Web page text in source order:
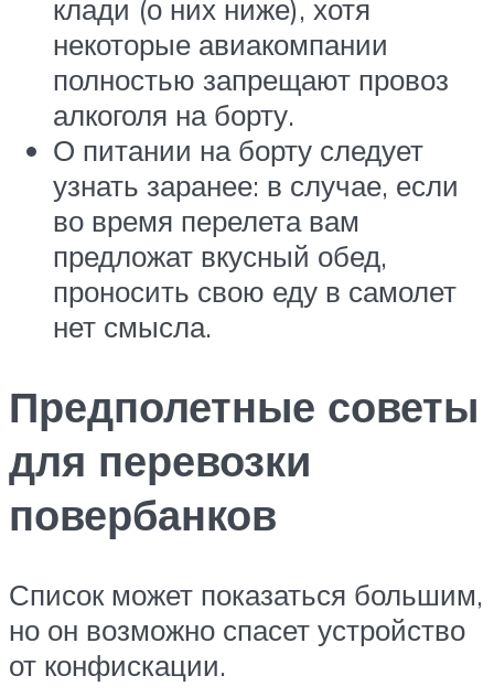
клади (о них ниже), хотя
некоторые авиакомпании
полностью запрещают провоз
алкоголя на борту.
О питании на борту следует
узнать заранее: в случае, если
во время перелета вам
предложат вкусный обед,
проносить свою еду в самолет
нет смысла.
Предполетные советы
для перевозки
повербанков
Список может показаться большим,
но он возможно спасет устройство
от конфискации.